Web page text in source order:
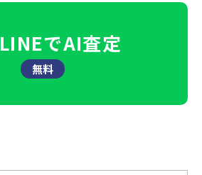
LINEでAI査定
無料